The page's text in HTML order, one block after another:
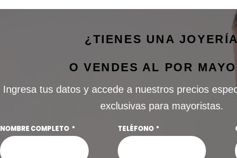
¿TIENES UNA JOYERÍA
O VENDES AL POR
Ingresa tus datos y accede a nuestros precios
exclusivas para mayoristas.
NOMBRE COMPLETO TELÉFONO